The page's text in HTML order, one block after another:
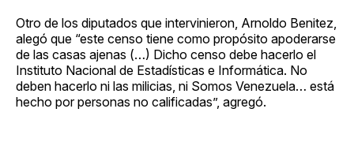
Otro de los diputados que intervinieron, Arnoldo Benitez,
alegó que “este censo tiene como propósito apoderarse
de las casas ajenas (…) Dicho censo debe hacerlo el
Instituto Nacional de Estadísticas e Informática. No
deben hacerlo ni las milicias, ni Somos Venezuela… está
hecho por personas no calificadas”, agregó.